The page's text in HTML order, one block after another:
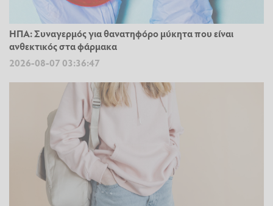
ΗΠΑ: Συναγερμός για θανατηφόρο μύκητα που είναι
ανθεκτικός στα φάρμακα
2026-08-07 03:36:47